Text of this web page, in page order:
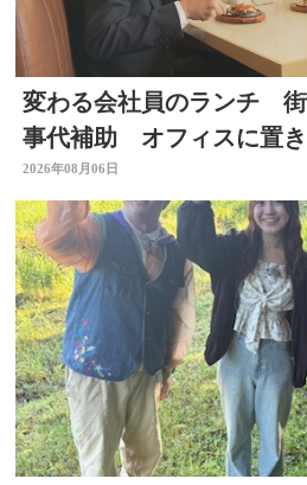
変わる会社員のランチ
事代補助 オフィスに置
2026年08月06日